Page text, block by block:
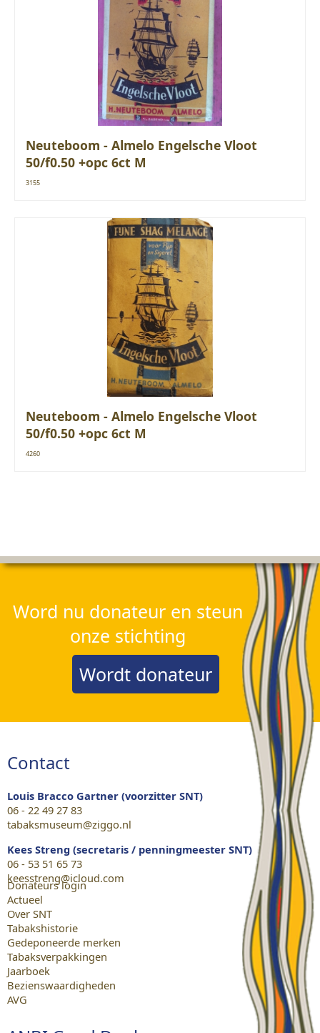
Neuteboom - Almelo Engelsche Vloot
50/f0.50 +opc 6ct M
3155
Neuteboom - Almelo Engelsche Vloot
50/f0.50 +opc 6ct M
4260
Word nu donateur en steun
onze stichting
Wordt donateur
Contact
Louis Bracco Gartner (voorzitter SNT)
06 - 22 49 27 83
tabaksmuseum@ziggo.nl
Kees Streng (secretaris / penningmeester SNT)
06 - 53 51 65 73
keesstreng@icloud.com
Donateurs login
Actueel
Over SNT
Tabakshistorie
Gedeponeerde merken
Tabaksverpakkingen
Jaarboek
Bezienswaardigheden
AVG